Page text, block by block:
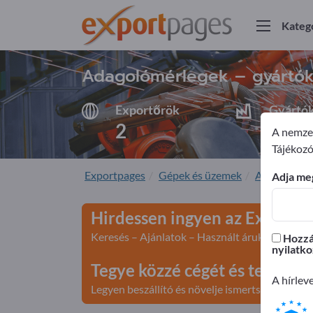
Adagolómérlegek –
Exportőrök
2 2
Exportpages Gépek és üzemek Adagolás-
Hirdessen ingyen az
Keresés – Ajánlatok – Használt áruk – Üzleti
Tegye közzé cégét és
Legyen beszállító és növelje ismertségét>>
A
Adja
A